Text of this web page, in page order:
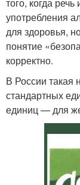
употребления
для здоровья,
понятие
корректно.
В России такая
стандартных
единиц — для